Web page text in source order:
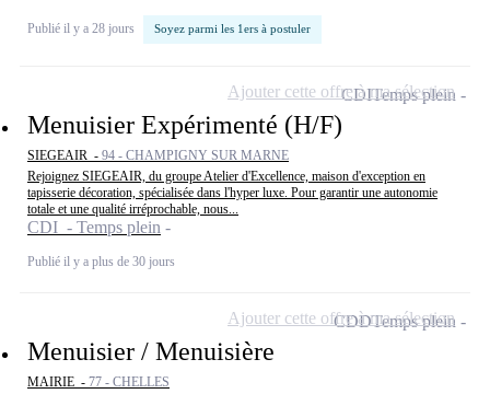
Publié il y a 28 jours Soyez parmi les 1ers à postuler
Menuisier Expérimenté (H/F)
SIEGEAIR - 94 - CHAMPIGNY SUR MARNE
Rejoignez SIEGEAIR, du groupe Atelier d'Excellence, maison d'exception en
tapisserie décoration, spécialisée dans l'hyper luxe. Pour garantir une autonomie
totale et une qualité irréprochable, nous...
CDI - Temps plein
Publié il y a plus de 30 jours
CDITemps plein
Ajouter cette offre à ma sélection
Menuisier / Menuisière
MAIRIE - 77 - CHELLES
CDDTemps plein
Ajouter cette offre à ma sélection